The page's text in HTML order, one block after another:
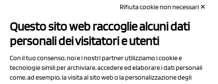
Capitale sociale Euro 50.000,00 i.v.
Contatti
Privacy Policy
Cookie Policy
Rifiuta cookie non necessari ✕
Questo sito web raccoglie alcuni dati
personali dei visitatori e utenti
Con il tuo consenso, noi e i nostri partner utilizziamo i cookie e
tecnologie simili per archiviare, accedere ed elaborare i dati personali
come, ad esempio, la visita al sito web o la personalizzazione degli